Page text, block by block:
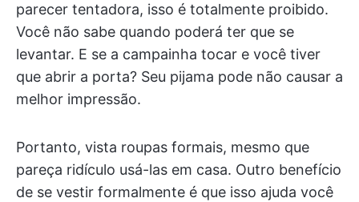
parecer tentadora, isso é totalmente proibido.
Você não sabe quando poderá ter que se
levantar. E se a campainha tocar e você tiver
que abrir a porta? Seu pijama pode não causar a
melhor impressão.
Portanto, vista roupas formais, mesmo que
pareça ridículo usá-las em casa. Outro benefício
de se vestir formalmente é que isso ajuda você